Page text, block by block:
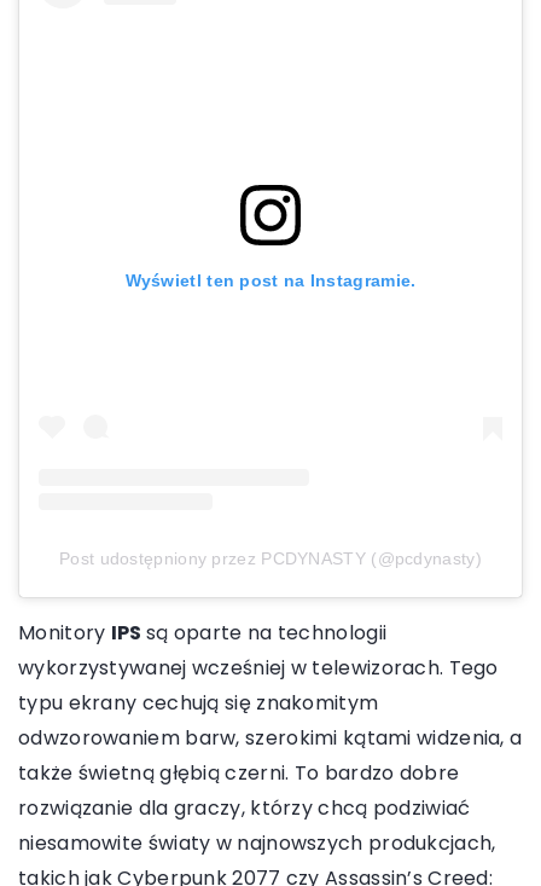
Wyświetl ten post na Instagramie.
Post udostępniony przez PCDYNASTY (@pcdynasty)
Monitory IPS są oparte na technologii
wykorzystywanej wcześniej w telewizorach. Tego
typu ekrany cechują się znakomitym
odwzorowaniem barw, szerokimi kątami widzenia, a
także świetną głębią czerni. To bardzo dobre
rozwiązanie dla graczy, którzy chcą podziwiać
niesamowite światy w najnowszych produkcjach,
takich jak Cyberpunk 2077 czy Assassin’s Creed: